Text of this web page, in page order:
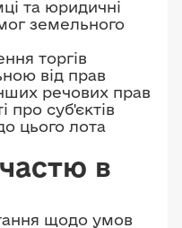
та юридичні
земельного
торгів
від прав
речових прав
про суб'єктів
цього лота
в
щодо умов